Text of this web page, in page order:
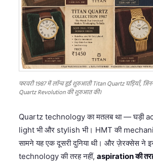
फरवरी 1987 में लॉन्च हुई शुरुआती Titan Quartz घड़ियाँ,
Quartz Revolution की शुरुआत की।
Quartz technology का मतलब था — घड़ी
light भी और stylish भी। HMT की
सामने यह एक दूसरी दुनिया थी। और ज़ेरक्सेस ने
technology की तरह नहीं, aspiration की